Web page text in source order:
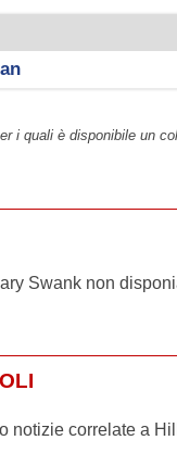
i quali è disponibile un
Swank non
notizie correlate a